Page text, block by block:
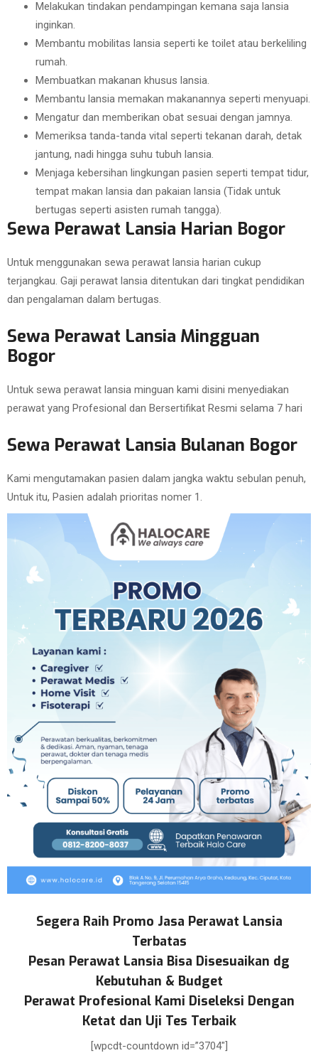
Melakukan tindakan pendampingan kemana saja lansia
inginkan.
Membantu mobilitas lansia seperti ke toilet atau berkeliling
rumah.
Membuatkan makanan khusus lansia.
Membantu lansia memakan makanannya seperti menyuapi.
Mengatur dan memberikan obat sesuai dengan jamnya.
Memeriksa tanda-tanda vital seperti tekanan darah, detak
jantung, nadi hingga suhu tubuh lansia.
Menjaga kebersihan lingkungan pasien seperti tempat tidur,
tempat makan lansia dan pakaian lansia (Tidak untuk
bertugas seperti asisten rumah tangga).
Sewa Perawat Lansia Harian Bogor
Untuk menggunakan sewa perawat lansia harian cukup
terjangkau. Gaji perawat lansia ditentukan dari tingkat pendidikan
dan pengalaman dalam bertugas.
Sewa Perawat Lansia Mingguan
Bogor
Untuk sewa perawat lansia minguan kami disini menyediakan
perawat yang Profesional dan Bersertifikat Resmi selama 7 hari
Sewa Perawat Lansia Bulanan Bogor
Kami mengutamakan pasien dalam jangka waktu sebulan penuh,
Untuk itu, Pasien adalah prioritas nomer 1.
Segera Raih Promo Jasa Perawat Lansia
Terbatas
Pesan Perawat Lansia Bisa Disesuaikan dg
Kebutuhan & Budget
Perawat Profesional Kami Diseleksi Dengan
Ketat dan Uji Tes Terbaik
[wpcdt-countdown id=”3704″]